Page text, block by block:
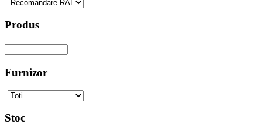
Produs
Furnizor
Stoc